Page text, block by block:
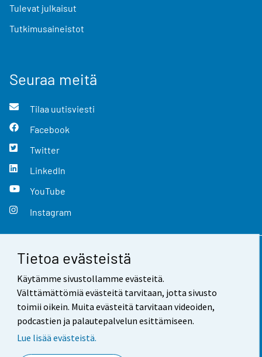
Tietoa evästeistä
Käytämme sivustollamme evästeitä.
Välttämättömiä evästeitä tarvitaan, jotta sivusto
toimii oikein. Muita evästeitä tarvitaan videoiden,
podcastien ja palautepalvelun esittämiseen.
Lue lisää evästeistä.
Tulevat julkaisut
Tutkimusaineistot
Seuraa meitä
Tilaa uutisviesti
Facebook
Twitter
LinkedIn
YouTube
Instagram
Yhteystiedot
Palaute
Käyttöehdot